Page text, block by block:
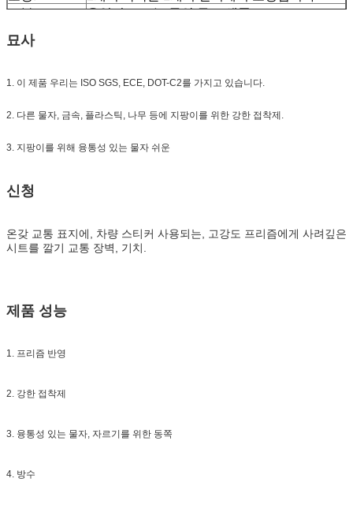
표본:
운임이 모으는 동안 무료 샘플
납품:
묘사
1. 이 제품 우리는 ISO SGS, ECE, DOT-C2를 가지고 있습니다.
2. 다른 물자, 금속, 플라스틱, 나무 등에 지팡이를 위한 강한 접착제.
3. 지팡이를 위해 융통성 있는 물자 쉬운
신청
온갖 교통 표지에, 차량 스티커 사용되는,
고강도 프리즘에게 사려깊은
시트를 깔기 교통 장벽, 기치.
제품 성능
1. 프리즘 반영
2. 강한 접착제
3. 융통성 있는 물자, 자르기를 위한 동쪽
4. 방수